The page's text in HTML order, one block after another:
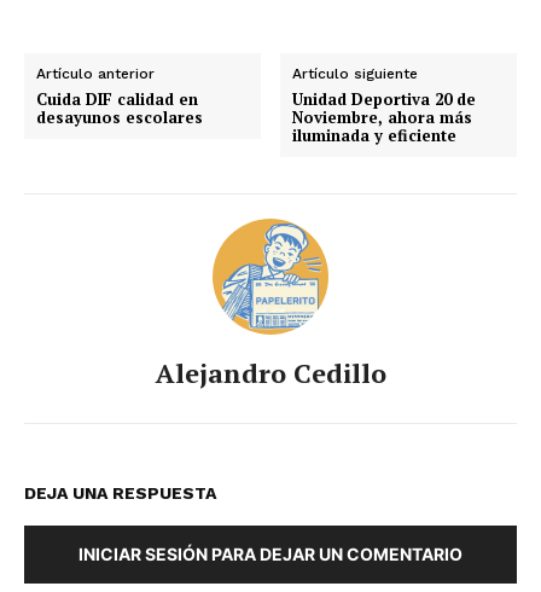
Artículo anterior
Cuida DIF calidad en
desayunos escolares
Artículo siguiente
Unidad Deportiva 20 de
Noviembre, ahora más
iluminada y eficiente
Alejandro Cedillo
DEJA UNA RESPUESTA
INICIAR SESIÓN PARA DEJAR UN COMENTARIO